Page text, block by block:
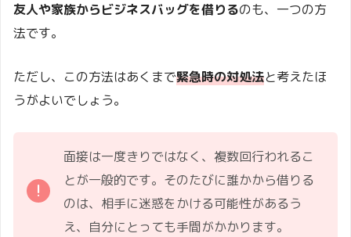
友人や家族からビジネスバッグを借りるのも、一つの方
法です。
ただし、この方法はあくまで緊急時の対処法と考えたほ
うがよいでしょう。
面接は一度きりではなく、複数回行われるこ
とが一般的です。そのたびに誰かから借りる
のは、相手に迷惑をかける可能性があるう
え、自分にとっても手間がかかります。